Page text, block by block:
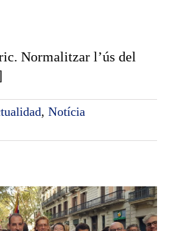
Normalitzar l’ús del
, Notícia